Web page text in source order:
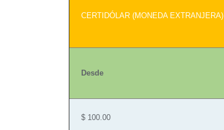
CERTIDÓLAR (MONEDA EXTRANJERA)
Desde
$ 100.00